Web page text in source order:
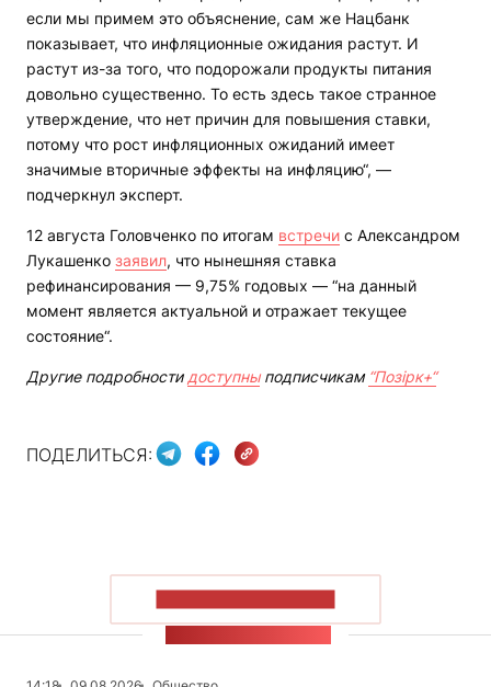
если мы примем это объяснение, сам же Нацбанк
показывает, что инфляционные ожидания растут. И
растут из-за того, что подорожали продукты питания
довольно существенно. То есть здесь такое странное
утверждение, что нет причин для повышения ставки,
потому что рост инфляционных ожиданий имеет
значимые вторичные эффекты на инфляцию“, —
подчеркнул эксперт.
12 августа Головченко по итогам встречи с Александром
Лукашенко заявил, что нынешняя ставка
рефинансирования — 9,75% годовых — “на данный
момент является актуальной и отражает текущее
состояние“.
Другие подробности доступныподписчикам “Позірк+“
ПОДЕЛИТЬСЯ: